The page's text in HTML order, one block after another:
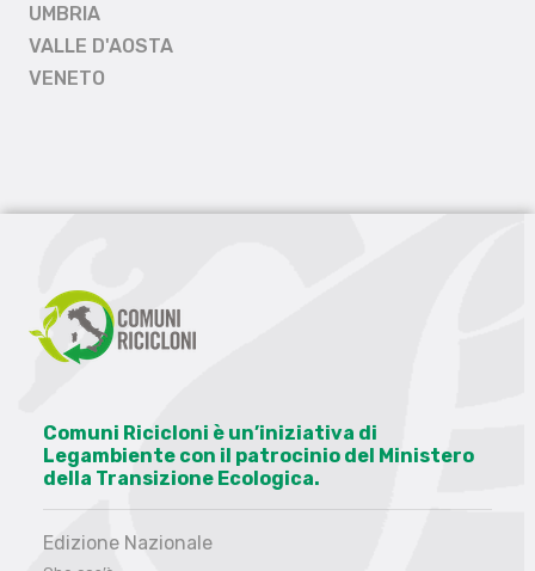
UMBRIA
VALLE D'AOSTA
VENETO
Comuni Ricicloni è un’iniziativa di
Legambiente con il patrocinio del Ministero
della Transizione Ecologica.
Edizione Nazionale